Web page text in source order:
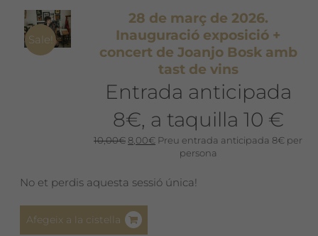
Sale!
28 de març de 2026.
Inauguració exposició +
concert de Joanjo Bosk amb
tast de vins
Entrada anticipada
8€, a taquilla 10 €
10,00€ El
8,00€ El
és:
Preu entrada anticipada 8€ per
persona
No et perdis aquesta sessió única!
Afegeix a la cistella